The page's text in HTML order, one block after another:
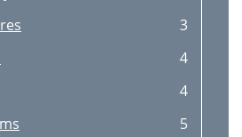
3
4
4
5